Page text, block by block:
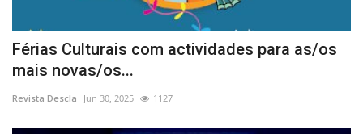
Férias Culturais com actividades para as/os
mais novas/os...
Revista Descla Jun 30, 2025 1127